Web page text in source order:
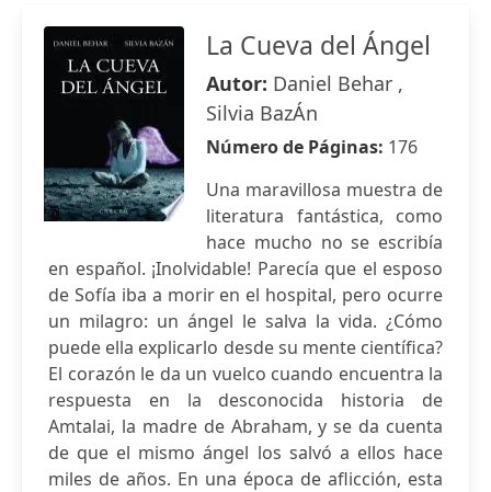
La Cueva del Ángel
Autor: Daniel Behar ,
Silvia BazÁn
Número de Páginas: 176
Una maravillosa muestra de
literatura fantástica, como
hace mucho no se escribía
en español. ¡Inolvidable! Parecía que el esposo
de Sofía iba a morir en el hospital, pero ocurre
un milagro: un ángel le salva la vida. ¿Cómo
puede ella explicarlo desde su mente científica?
El corazón le da un vuelco cuando encuentra la
respuesta en la desconocida historia de
Amtalai, la madre de Abraham, y se da cuenta
de que el mismo ángel los salvó a ellos hace
miles de años. En una época de aflicción, esta